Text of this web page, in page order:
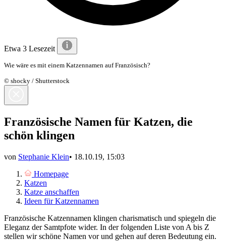
Etwa 3 Lesezeit
Wie wäre es mit einem Katzennamen auf Französisch?
© shocky / Shutterstock
Französische Namen für Katzen, die
schön klingen
von Stephanie Klein• 18.10.19, 15:03
Homepage
Katzen
Katze anschaffen
Ideen für Katzennamen
Französische Katzennamen klingen charismatisch und spiegeln die
Eleganz der Samtpfote wider. In der folgenden Liste von A bis Z
stellen wir schöne Namen vor und gehen auf deren Bedeutung ein.